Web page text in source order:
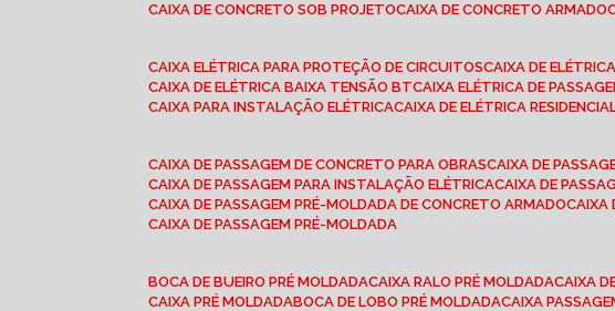
CAIXA DE CONCRETO SOB PROJETO CAIXA DE CONCRETO ARMADO
CAIXA ELÉTRICA PARA PROTEÇÃO DE CIRCUITOS CAIXA DE
CAIXA DE ELÉTRICA BAIXA TENSÃO BT CAIXA ELÉTRICA DE
CAIXA PARA INSTALAÇÃO ELÉTRICA CAIXA DE ELÉTRICA
CAIXA DE PASSAGEM DE CONCRETO PARA OBRAS CAIXA DE
CAIXA DE PASSAGEM PARA INSTALAÇÃO ELÉTRICA CAIXA DE
CAIXA DE PASSAGEM PRÉ-MOLDADA DE CONCRETO ARMADO
CAIXA DE PASSAGEM PRÉ-MOLDADA
BOCA DE BUEIRO PRÉ MOLDADA CAIXA RALO PRÉ MOLDADA CAIXA
CAIXA PRÉ MOLDADA BOCA DE LOBO PRÉ MOLDADA CAIXA